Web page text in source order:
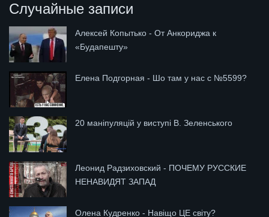
Случайные записи
Алексей Копытько - От Анкориджа к
«Будапешту»
Елена Подгорная - Шо там у нас с №5599?
20 маніпуляцій у виступі В. Зеленського
Леонид Радзиховский - ПОЧЕМУ РУССКИЕ
НЕНАВИДЯТ ЗАПАД
Олена Кудренко - Навіщо ЦЕ світу?